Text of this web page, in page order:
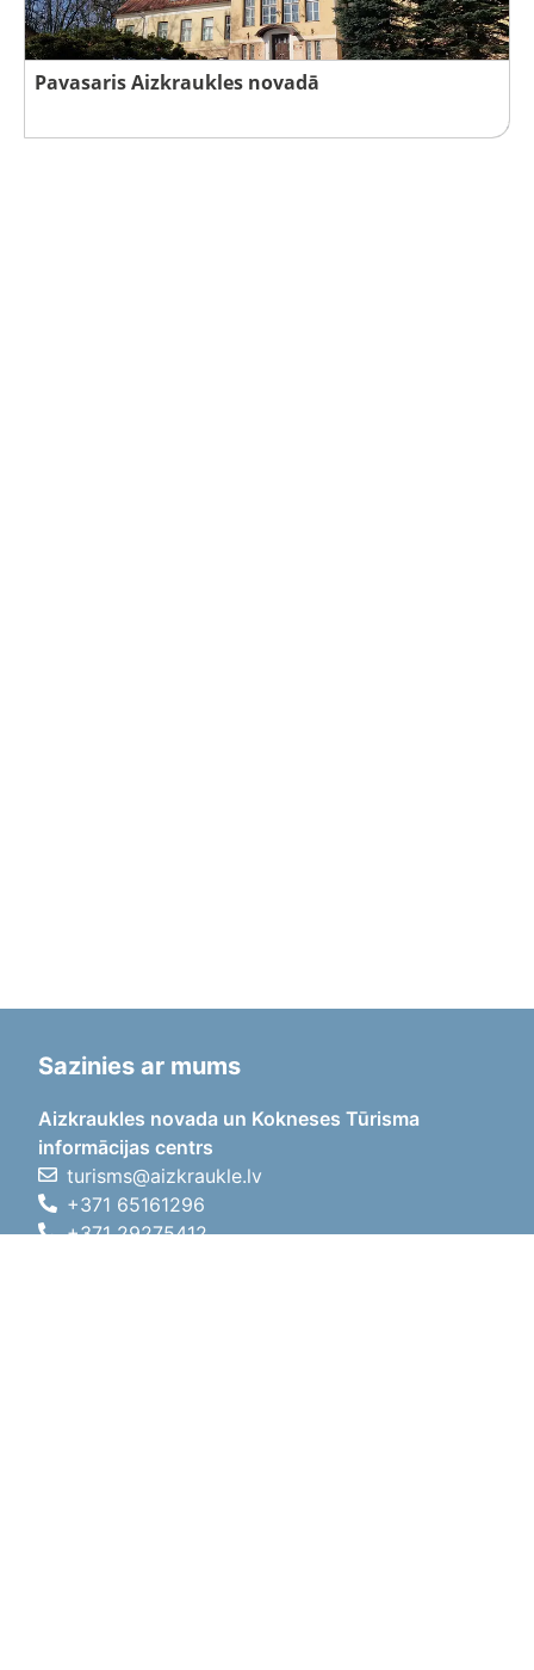
Pavasaris Aizkraukles novadā
Sazinies ar mums
Aizkraukles novada un Kokneses Tūrisma
informācijas centrs
turisms@aizkraukle.lv
+371 65161296
+371 29275412